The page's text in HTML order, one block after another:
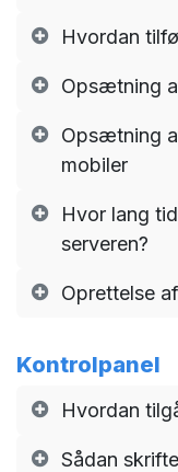
Hvordan
Opsætning
Opsætning
mobiler
Hvor lang
serveren?
Oprettelse
Kontrolpanel
Hvordan
Sådan